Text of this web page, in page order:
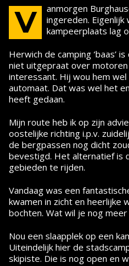
V
anmorgen
ingereden. Eigenlijk
kampeerplaats lag
Herwich de camping ‘baas’
niet uitgepraat over
interessant. Hij wou hem wel
automaat. Dat was wel het
heeft gedaan.
Mijn route heb ik op zijn
oostelijke richting i.p.v.
de bergpassen nog dicht
bevestigd. Het alternatief is
gebieden te rijden.
Vandaag was een
kwamen in zicht en heerlijke
bochten. Wat wil je nog
Nou een slaapplek op een
Uiteindelijk hier de
skipiste. Die is nog open en